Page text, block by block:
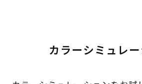
カラーシミュレ